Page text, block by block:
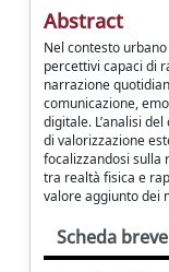
Abstract
Nel contesto
percettivi capaci di
narrazione
comunicazione,
digitale. L’analisi
di valorizzazione
focalizzandosi sulla
tra realtà fisica e
valore aggiunto dei
Scheda breve